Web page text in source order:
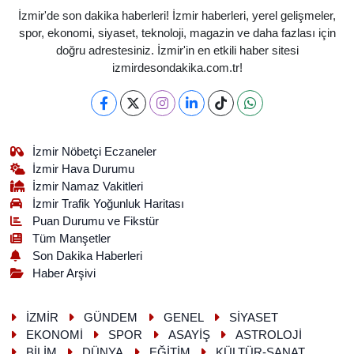
İzmir'de son dakika haberleri! İzmir haberleri, yerel gelişmeler,
spor, ekonomi, siyaset, teknoloji, magazin ve daha fazlası için
doğru adrestesiniz. İzmir'in en etkili haber sitesi
izmirdesondakika.com.tr!
İzmir Nöbetçi Eczaneler
İzmir Hava Durumu
İzmir Namaz Vakitleri
İzmir Trafik Yoğunluk Haritası
Puan Durumu ve Fikstür
Tüm Manşetler
Son Dakika Haberleri
Haber Arşivi
İZMİR GÜNDEM GENEL
SİYASET
EKONOMİ
SPOR ASAYİŞ
ASTROLOJİ